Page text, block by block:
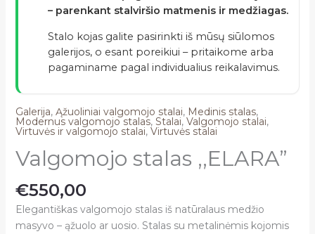
– parenkant stalviršio matmenis ir medžiagas.
Stalo kojas galite pasirinkti iš mūsų siūlomos
galerijos, o esant poreikiui – pritaikome arba
pagaminame pagal individualius reikalavimus.
Galerija, Ąžuoliniai valgomojo stalai, Medinis stalas,
Modernus valgomojo stalas, Stalai, Valgomojo stalai,
Virtuvės ir valgomojo stalai, Virtuvės stalai
Valgomojo stalas ,,ELARA”
€550,00
Elegantiškas valgomojo stalas iš natūralaus medžio
masyvo – ąžuolo ar uosio. Stalas su metalinėmis kojomis